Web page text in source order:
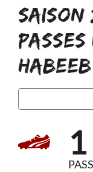
PASSES
1